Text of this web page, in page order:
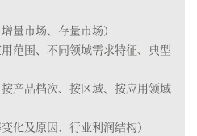
量市场、存量市场）
范围、不同领域需求特征、典型
产品档次、按区域、按应用领域
化及原因、行业利润结构）